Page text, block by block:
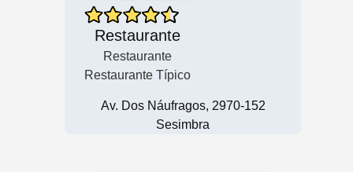
Restaurante
Restaurante
Restaurante Típico
Av. Dos Náufragos, 2970-152
Sesimbra